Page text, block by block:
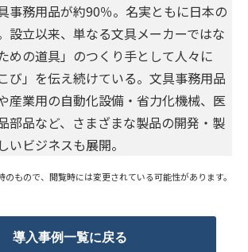
事務用品が約90％。名実ともに日本の
設立以来、単なる文具メーカーではな
めの道具」のつくり手として人々に
び」を伝え続けている。文具事務用品
産業用の自動化設備・省力化機械、医
部品など、さまざまな製品の開発・製
いビジネスも展開。
もので、閲覧時には変更されている可能性があります。
導入事例一覧に戻る